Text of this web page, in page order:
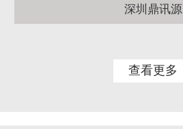
深圳鼎讯源
查看更多